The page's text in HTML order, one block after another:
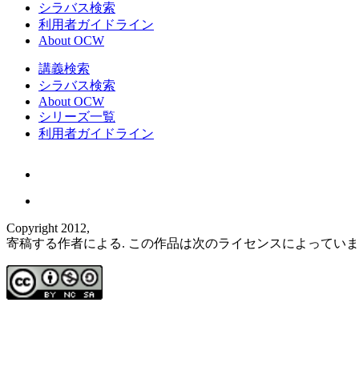
シラバス検索
利用者ガイドライン
About OCW
講義検索
シラバス検索
About OCW
シリーズ一覧
利用者ガイドライン
Copyright 2012,
寄稿する作者による. この作品は次のライセンスによってい